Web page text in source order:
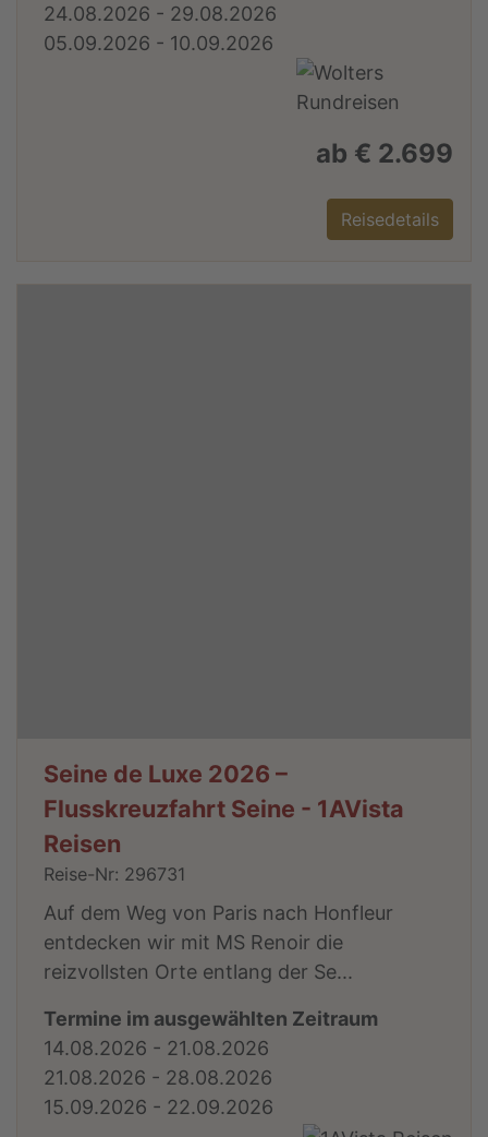
24.08.2026 - 29.08.2026
05.09.2026 - 10.09.2026
ab € 2.699
Reisedetails
Seine de Luxe 2026 –
Flusskreuzfahrt Seine - 1AVista
Reisen
Reise-Nr: 296731
Auf dem Weg von Paris nach Honfleur
entdecken wir mit MS Renoir die
reizvollsten Orte entlang der Se...
Termine im ausgewählten Zeitraum
14.08.2026 - 21.08.2026
21.08.2026 - 28.08.2026
15.09.2026 - 22.09.2026